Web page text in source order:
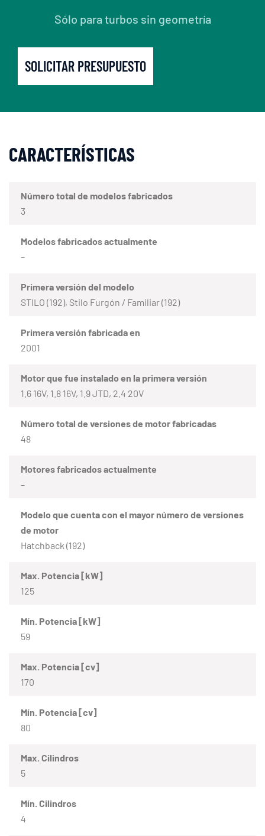
Sólo para turbos sin geometría
SOLICITAR PRESUPUESTO
CARACTERÍSTICAS
Número total de modelos fabricados
3
Modelos fabricados actualmente
–
Primera versión del modelo
STILO (192), Stilo Furgón / Familiar (192)
Primera versión fabricada en
2001
Motor que fue instalado en la primera versión
1.6 16V, 1.8 16V, 1.9 JTD, 2.4 20V
Número total de versiones de motor fabricadas
48
Motores fabricados actualmente
–
Modelo que cuenta con el mayor número de versiones
de motor
Hatchback (192)
Max. Potencia [kW]
125
Mín. Potencia [kW]
59
Max. Potencia [cv]
170
Mín. Potencia [cv]
80
Max. Cilindros
5
Mín. Cilindros
4